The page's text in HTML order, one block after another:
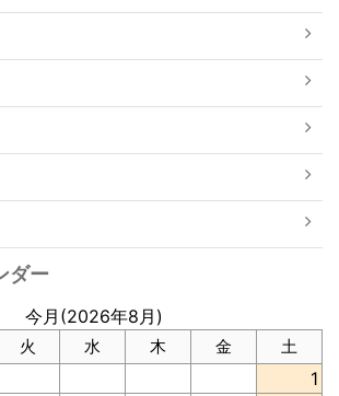
ダー
今月(2026年8月)
火 水 木 金 土
1